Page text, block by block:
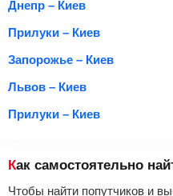
Днепр – Киев
Прилуки – Киев
Запорожье – Киев
Львов – Киев
Прилуки – Киев
Как самостоятельно
Чтобы найти попутчиков и